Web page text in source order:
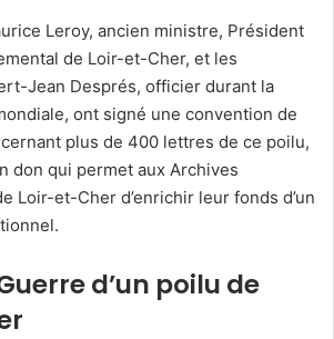
Leroy, ancien ministre, Président
de Loir-et-Cher, et les
Jean Després, officier durant la
ont signé une convention de
plus de 400 lettres de ce poilu,
don qui permet aux Archives
Loir-et-Cher d’enrichir leur fonds d’un
d’un poilu de